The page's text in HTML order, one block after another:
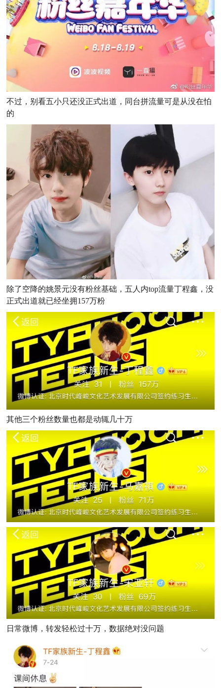
不过，别看五小只还没正式出道，同台拼流量可是从没在怕
的
除了空降的姚景元没有粉丝基础，五人内top流量丁程鑫，没
正式出道就已经坐拥157万粉
其他三个粉丝数量也都是动辄几十万
日常微博，转发轻松过十万，数据绝对没问题